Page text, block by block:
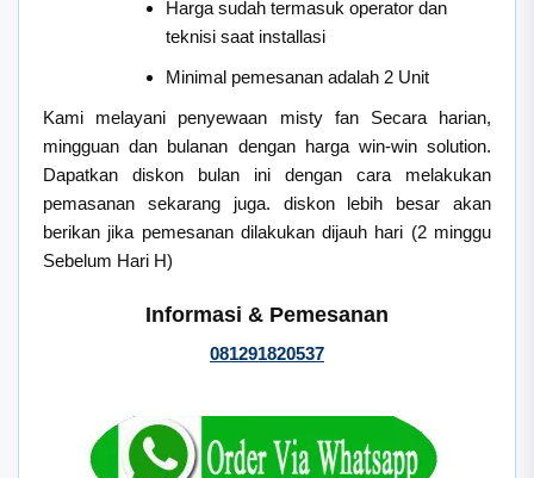
Harga sudah termasuk operator dan
teknisi saat installasi
Minimal pemesanan adalah 2 Unit
Kami melayani penyewaan misty fan Secara harian,
mingguan dan bulanan dengan harga win-win solution.
Dapatkan diskon bulan ini dengan cara melakukan
pemasanan sekarang juga. diskon lebih besar akan
berikan jika pemesanan dilakukan dijauh hari (2 minggu
Sebelum Hari H)
Informasi & Pemesanan
081291820537